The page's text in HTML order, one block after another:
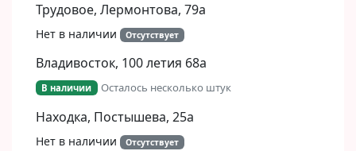
Трудовое, Лермонтова, 79а
Нет в наличии Отсутствует
Владивосток, 100 летия 68а
В наличии Осталось несколько штук
Находка, Постышева, 25а
Нет в наличии Отсутствует